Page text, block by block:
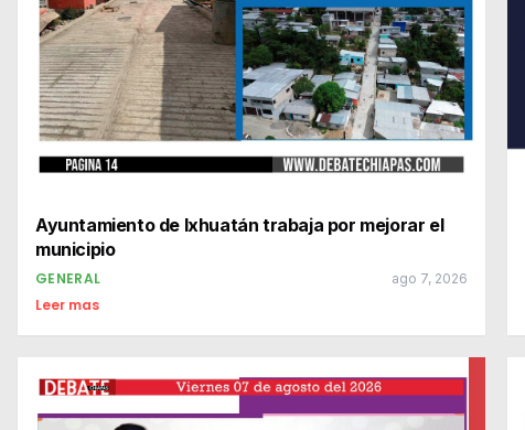
Ayuntamiento de Ixhuatán trabaja por mejorar el
municipio
GENERAL ago 7, 2026
Leer mas